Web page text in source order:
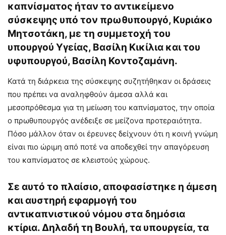
καπνίσματος ήταν το αντικείμενο
σύσκεψης υπό τον πρωθυπουργό, Κυριάκο
Μητσοτάκη, με τη συμμετοχή του
υπουργού Υγείας, Βασίλη Κικίλια και του
υφυπουργού, Βασίλη Κοντοζαμάνη.
Κατά τη διάρκεια της σύσκεψης συζητήθηκαν οι δράσεις
που πρέπει να αναληφθούν άμεσα αλλά και
μεσοπρόθεσμα για τη μείωση του καπνίσματος, την οποία
ο πρωθυπουργός ανέδειξε σε μείζονα προτεραιότητα.
Πόσο μάλλον όταν οι έρευνες δείχνουν ότι η κοινή γνώμη
είναι πιο ώριμη από ποτέ να αποδεχθεί την απαγόρευση
του καπνίσματος σε κλειστούς χώρους.
Σε αυτό το πλαίσιο, αποφασίστηκε η άμεση
και αυστηρή εφαρμογή του
αντικαπνιστικού νόμου στα δημόσια
κτίρια. Δηλαδή τη Βουλή, τα υπουργεία, τα